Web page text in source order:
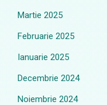
Martie 2025
Februarie 2025
Ianuarie 2025
Decembrie 2024
Noiembrie 2024